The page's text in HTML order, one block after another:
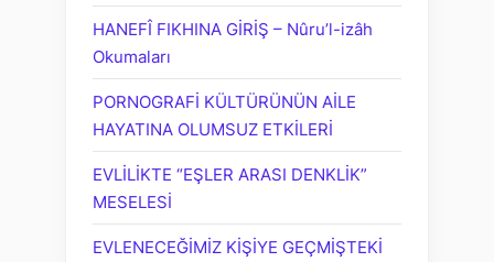
HANEFÎ FIKHINA GİRİŞ – Nûru’l-izâh
Okumaları
PORNOGRAFİ KÜLTÜRÜNÜN AİLE
HAYATINA OLUMSUZ ETKİLERİ
EVLİLİKTE “EŞLER ARASI DENKLİK”
MESELESİ
EVLENECEĞİMİZ KİŞİYE GEÇMİŞTEKİ